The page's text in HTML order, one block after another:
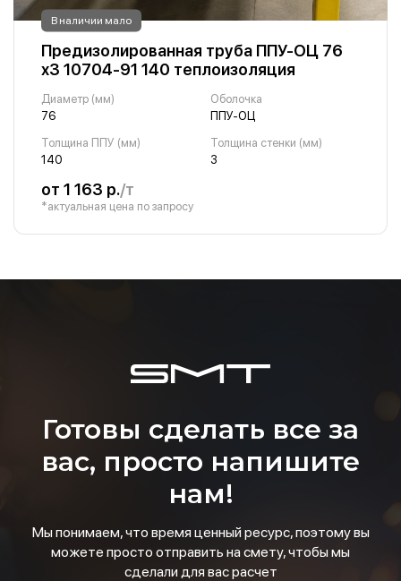
В наличии мало
Предизолированная труба ППУ-ОЦ 76
х3 10704-91 140 теплоизоляция
Диаметр (мм)
76
Оболочка
ППУ-ОЦ
Толщина ППУ (мм)
140
Толщина стенки (мм)
3
от 1 163 р./т
*актуальная цена по запросу
Готовы сделать все за
вас, просто напишите
нам!
Мы понимаем, что время ценный ресурс, поэтому вы
можете просто отправить на смету, чтобы мы
сделали для вас расчет